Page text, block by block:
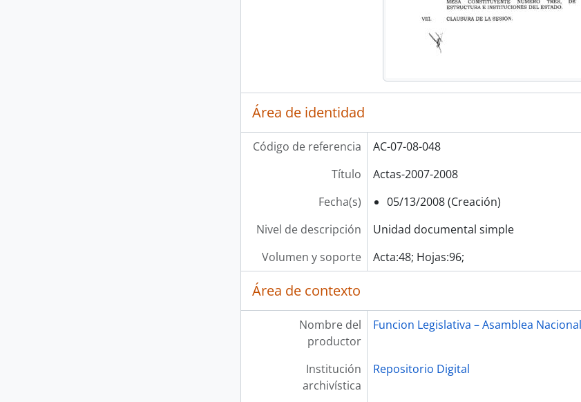
Área de identidad
Código de referencia
AC-07-08-048
Título
Actas-2007-2008
Fecha(s)
05/13/2008 (Creación)
Nivel de descripción
Unidad documental simple
Volumen y soporte
Acta:48; Hojas:96;
Área de contexto
Nombre del
productor
Funcion Legislativa – Asamblea Nacional
Institución
archivística
Repositorio Digital